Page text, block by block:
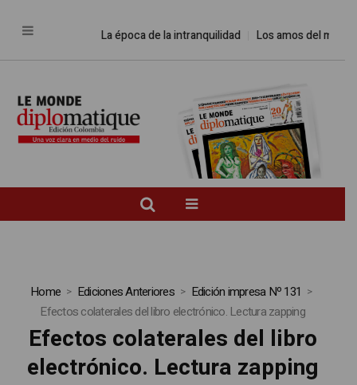
La época de la intranquilidad Los amos del mundo
Home Ediciones Anteriores
Edición impresa Nº 131
Efectos colaterales del libro electrónico. Lectura zapping
Efectos colaterales del libro
electrónico. Lectura zapping